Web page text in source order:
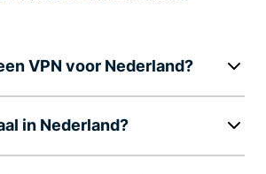
VPN voor Nederland?
in Nederland?